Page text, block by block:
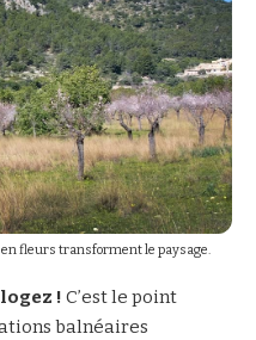
fleurs transforment le paysage.
! C’est le point
balnéaires